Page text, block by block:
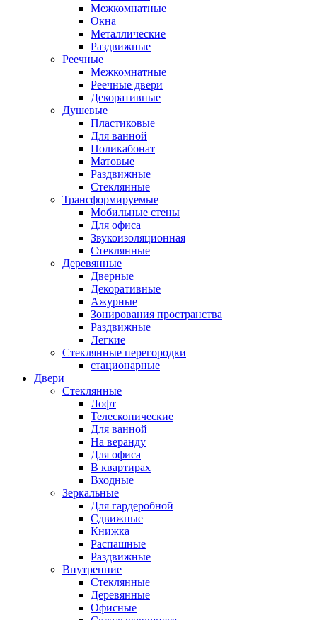
Межкомнатные
Окна
Металлические
Раздвижные
Реечные
Межкомнатные
Реечные двери
Декоративные
Душевые
Пластиковые
Для ванной
Поликабонат
Матовые
Раздвижные
Стеклянные
Трансформируемые
Мобильные стены
Для офиса
Звукоизоляционная
Стеклянные
Деревянные
Дверные
Декоративные
Ажурные
Зонирования пространства
Раздвижные
Легкие
Стеклянные перегородки
стационарные
Двери
Стеклянные
Лофт
Телескопические
Для ванной
На веранду
Для офиса
В квартирах
Входные
Зеркальные
Для гардеробной
Сдвижные
Книжка
Распашные
Раздвижные
Внутренние
Стеклянные
Деревянные
Офисные